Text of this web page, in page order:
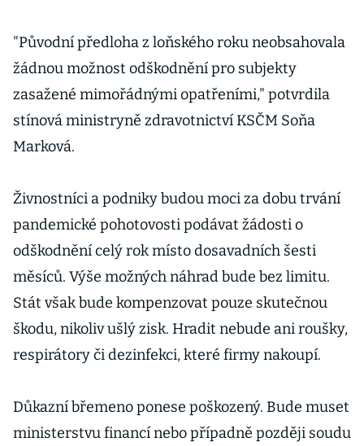
"Původní předloha z loňského roku neobsahovala
žádnou možnost odškodnění pro subjekty
zasažené mimořádnými opatřeními," potvrdila
stínová ministryně zdravotnictví KSČM Soňa
Marková.
Živnostníci a podniky budou moci za dobu trvání
pandemické pohotovosti podávat žádosti o
odškodnění celý rok místo dosavadních šesti
měsíců. Výše možných náhrad bude bez limitu.
Stát však bude kompenzovat pouze skutečnou
škodu, nikoliv ušlý zisk. Hradit nebude ani roušky,
respirátory či dezinfekci, které firmy nakoupí.
Důkazní břemeno ponese poškozený. Bude muset
ministerstvu financí nebo případně později soudu